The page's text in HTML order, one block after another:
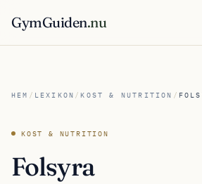
GymGuiden.nu
HEM / LEXIKON /KOST & NUTRITION /
KOST & NUTRITION
Folsyra